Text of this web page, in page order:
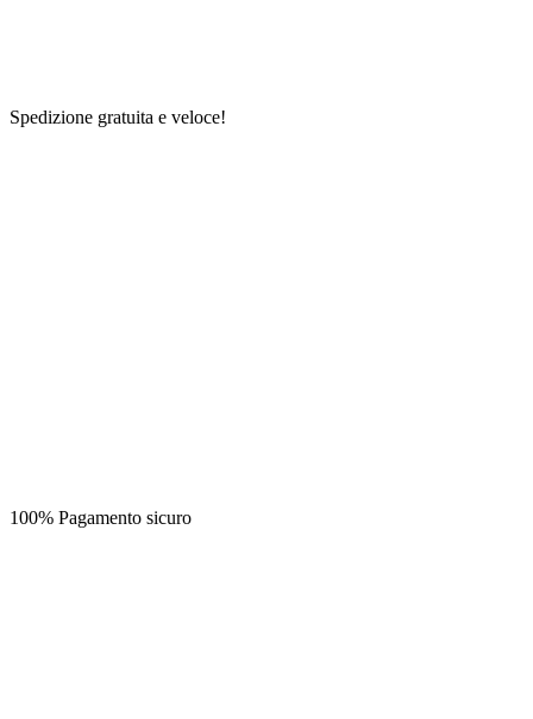
Spedizione gratuita e veloce!
100% Pagamento sicuro